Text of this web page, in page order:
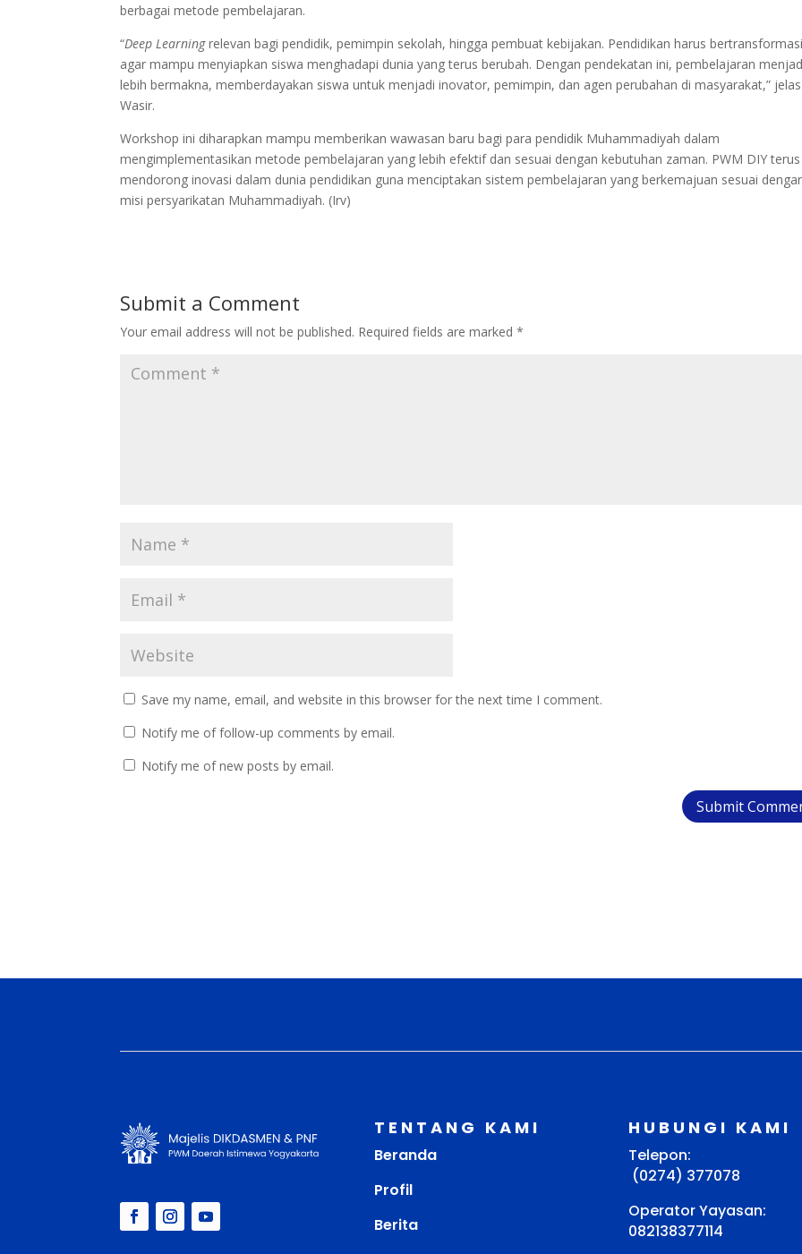
berbagai metode pembelajaran.
“Deep Learningrelevan bagi pendidik, pemimpin sekolah, hingga pembuat kebijakan. Pendidikan harus
agar mampu menyiapkan siswa menghadapi dunia yang terus berubah. Dengan pendekatan ini, pembelajaran
lebih bermakna, memberdayakan siswa untuk menjadi inovator, pemimpin, dan agen perubahan di masyarakat,” jelas
Wasir.
Workshop ini diharapkan mampu memberikan wawasan baru bagi para pendidik Muhammadiyah dalam
mengimplementasikan metode pembelajaran yang lebih efektif dan sesuai dengan kebutuhan zaman. PWM DIY terus
mendorong inovasi dalam dunia pendidikan guna menciptakan sistem pembelajaran yang berkemajuan sesuai
misi persyarikatan Muhammadiyah. (Irv)
Submit a Comment
Your email address will not be published. Required fields are marked*
Save my name, email, and website in this browser for the next time I comment.
Notify me of follow-up comments by email.
Notify me of new posts by email.
TENTANG KAMI
Beranda
Profil
Berita
HUBUNGI KAMI
Telepon:
(0274) 377078
Operator Yayasan:
082138377114